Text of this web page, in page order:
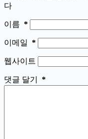
다
이름 *
이메일 *
웹사이트
댓글 달기 *